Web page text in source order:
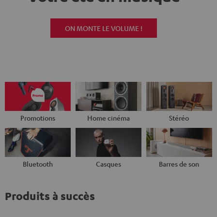
ON MONTE LE VOLUME !
Promotions Home cinéma Stéréo
Bluetooth Casques Barres de son
Produits à succès